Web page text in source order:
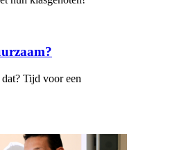
Tijd voor een